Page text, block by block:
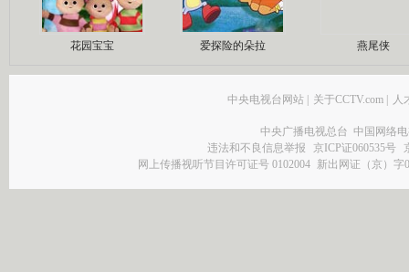
花园宝宝 爱探险的朵拉 燕尾侠
中央电视台网站 | 关于CCTV.com | 人
中央广播电视总台 中国网络
违法和不良信息举报
京ICP证060535号
网上传播视听节目许可证号 0102004 新出网证（京）